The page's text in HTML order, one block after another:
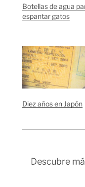
Botellas de agua
espantar gatos
Diez años en Japón
Descubre